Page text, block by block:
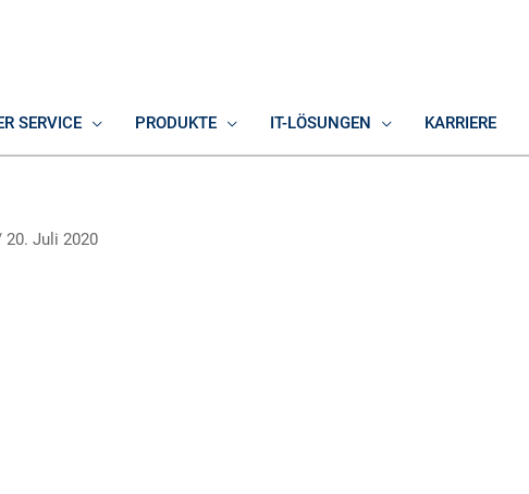
SERVICE PRODUKTE IT-LÖSUNGEN KARRIERE
20. Juli 2020